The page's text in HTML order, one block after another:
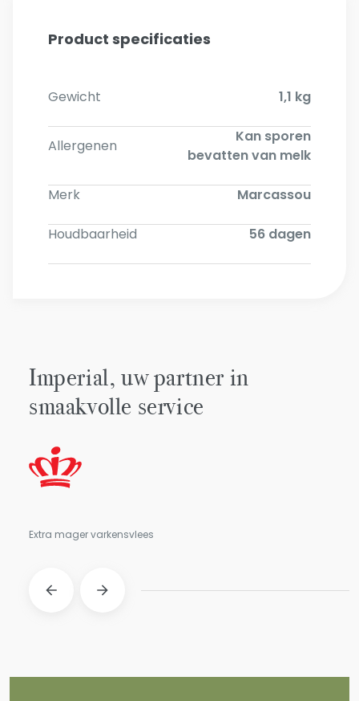
Product specificaties
Gewicht 1,1 kg
Allergenen
Kan sporen
bevatten van melk
Merk Marcassou
Houdbaarheid 56 dagen
Imperial, uw partner in
smaakvolle service
Extra mager varkensvlees